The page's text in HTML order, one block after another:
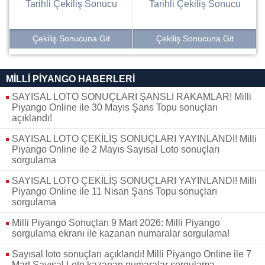
hazırlanmış Aydınlatma Metnimizi okumak ve sitemizde
almak için lütfentıklayınız.
Tarihli Çekiliş Sonucu
Çekiliş Sonucuna Git
Tarihli Çekiliş Sonucu
Çekiliş Sonucuna Git
MİLLİ PİYANGO HABERLERİ
SAYISAL LOTO SONUÇLARI ŞANSLI RAKAMLAR! Milli
Piyango Online ile 30 Mayıs Şans Topu sonuçları
açıklandı!
SAYISAL LOTO ÇEKİLİŞ SONUÇLARI YAYINLANDI! Milli
Piyango Online ile 2 Mayıs Sayısal Loto sonuçları
sorgulama
SAYISAL LOTO ÇEKİLİŞ SONUÇLARI YAYINLANDI! Milli
Piyango Online ile 11 Nisan Şans Topu sonuçları
sorgulama
Milli Piyango Sonuçları 9 Mart 2026: Milli Piyango
sorgulama ekranı ile kazanan numaralar sorgulama!
Sayısal loto sonuçları açıklandı! Milli Piyango Online ile 7